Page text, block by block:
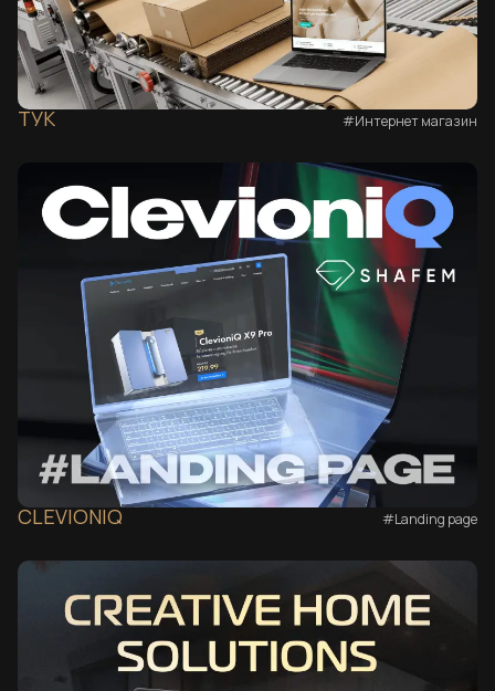
ТУК #Интернет магазин
CLEVIONIQ #Landing page